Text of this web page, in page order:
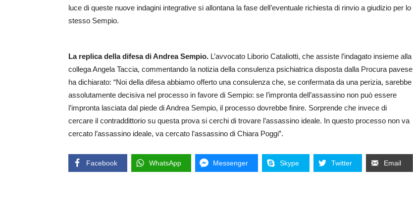
luce di queste nuove indagini integrative si allontana la fase dell’eventuale richiesta di rinvio a giudizio per lo
stesso Sempio.
La replica della difesa di Andrea Sempio. L’avvocato Liborio Cataliotti, che assiste l’indagato insieme alla
collega Angela Taccia, commentando la notizia della consulenza psichiatrica disposta dalla Procura pavese
ha dichiarato: “Noi della difesa abbiamo offerto una consulenza che, se confermata da una perizia, sarebbe
assolutamente decisiva nel processo in favore di Sempio: se l’impronta dell’assassino non può essere
l’impronta lasciata dal piede di Andrea Sempio, il processo dovrebbe finire. Sorprende che invece di
cercare il contraddittorio su questa prova si cerchi di trovare l’assassino ideale. In questo processo non va
cercato l’assassino ideale, va cercato l’assassino di Chiara Poggi”.
Facebook WhatsApp Messenger Skype Twitter Email